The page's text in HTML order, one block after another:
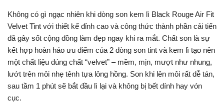
Không có gì ngạc nhiên khi dòng son kem lì Black Rouge Air Fit
Velvet Tint với thiết kế đỉnh cao và công thức thành phần cải tiến
đã gây sốt cộng đồng làm đẹp ngay khi ra mắt. Chất son là sự
kết hợp hoàn hảo ưu điểm của 2 dòng son tint và kem lì tạo nên
một chất liệu đúng chất “velvet” – mềm, mịn, mượt như nhung,
lướt trên môi nhẹ tênh tựa lông hồng. Son khi lên môi rất dễ tán,
sau tầm 1 phút sẽ bắt đầu lì lại và không bị bết dính hay vón
cục.